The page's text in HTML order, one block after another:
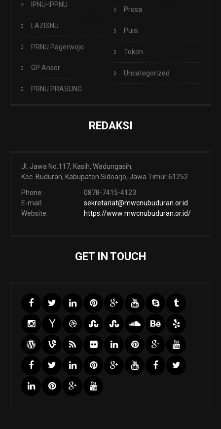
IPNU-IPPNU
LAZISNU
PRNU Pagerwojo
GP Ansor
PRNU PRASUNG
Prosa
Puisi
Tokoh
Uncategorized
REDAKSI
Jl. Jawa No.117, Kasih, Wadungasih,
Kec. Buduran, Kabupaten Sidoarjo, Jawa Timur 61252
Phone:
0878-7415-4123
E-mail:
sekretariat@mwcnubuduran.or.id
Website:
https://www mwcnubuduran.or.id/
GET IN TOUCH